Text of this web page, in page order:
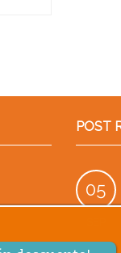
POST
05